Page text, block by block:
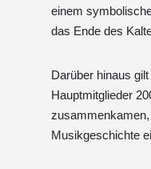
einem
das Ende des
Darüber hinaus
Hauptmitglieder
Musikgeschichte